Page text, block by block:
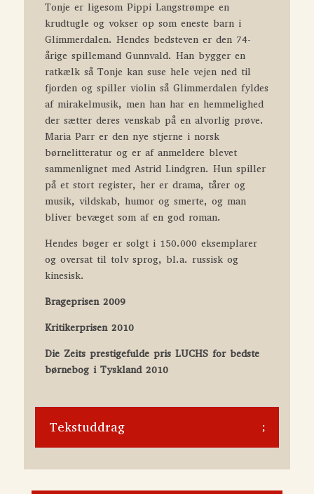
Tonje er ligesom Pippi Langstrømpe en
krudtugle og vokser op som eneste barn i
Glimmerdalen. Hendes bedsteven er den 74-
årige spillemand Gunnvald. Han bygger en
ratkælk så Tonje kan suse hele vejen ned til
fjorden og spiller violin så Glimmerdalen fyldes
af mirakelmusik, men han har en hemmelighed
der sætter deres venskab på en alvorlig prøve.
Maria Parr er den nye stjerne i norsk
børnelitteratur og er af anmeldere blevet
sammenlignet med Astrid Lindgren. Hun spiller
på et stort register, her er drama, tårer og
musik, vildskab, humor og smerte, og man
bliver bevæget som af en god roman.
Hendes bøger er solgt i 150.000 eksemplarer
og oversat til tolv sprog, bl.a. russisk og
kinesisk.
Brageprisen 2009
Kritikerprisen 2010
Die Zeits prestigefulde pris LUCHS for bedste
børnebog i Tyskland 2010
Tekstuddrag